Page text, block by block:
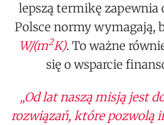
lepszą termikę zapewnia
Polsce normy wymagają,
W/(m2K). To ważne
się o wsparcie
„Od lat naszą misją jest
rozwiązań, które pozwolą